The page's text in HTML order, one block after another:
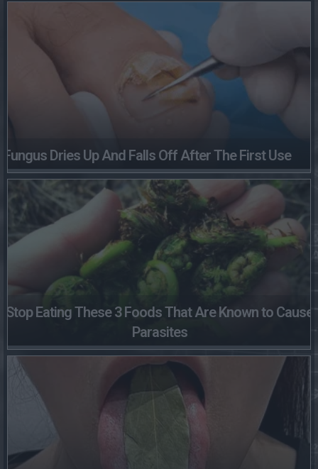
Fungus Dries Up And Falls Off After The First Use
Stop Eating These 3 Foods That Are Known to Cause
Parasites